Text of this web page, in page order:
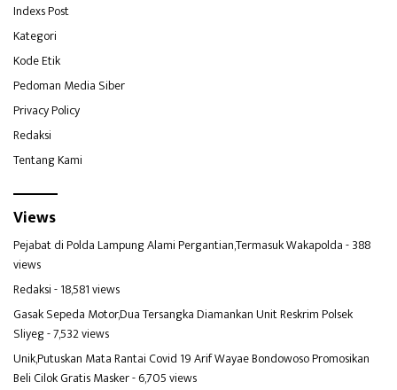
Indexs Post
Kategori
Kode Etik
Pedoman Media Siber
Privacy Policy
Redaksi
Tentang Kami
Views
Pejabat di Polda Lampung Alami Pergantian,Termasuk Wakapolda- 388
views
Redaksi- 18,581 views
Gasak Sepeda Motor,Dua Tersangka Diamankan Unit Reskrim Polsek
Sliyeg- 7,532 views
Unik,Putuskan Mata Rantai Covid 19 Arif Wayae Bondowoso Promosikan
Beli Cilok Gratis Masker- 6,705 views